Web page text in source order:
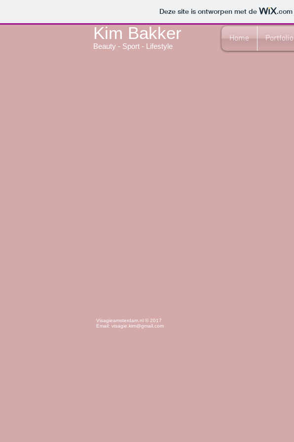
Deze site is ontworpen met de .com
Kim Bakker
Beauty - Sport - Lifestyle
Home Portfolio
Visagieamsterdam.nl © 2017
Email: visagie.kim@gmail.com